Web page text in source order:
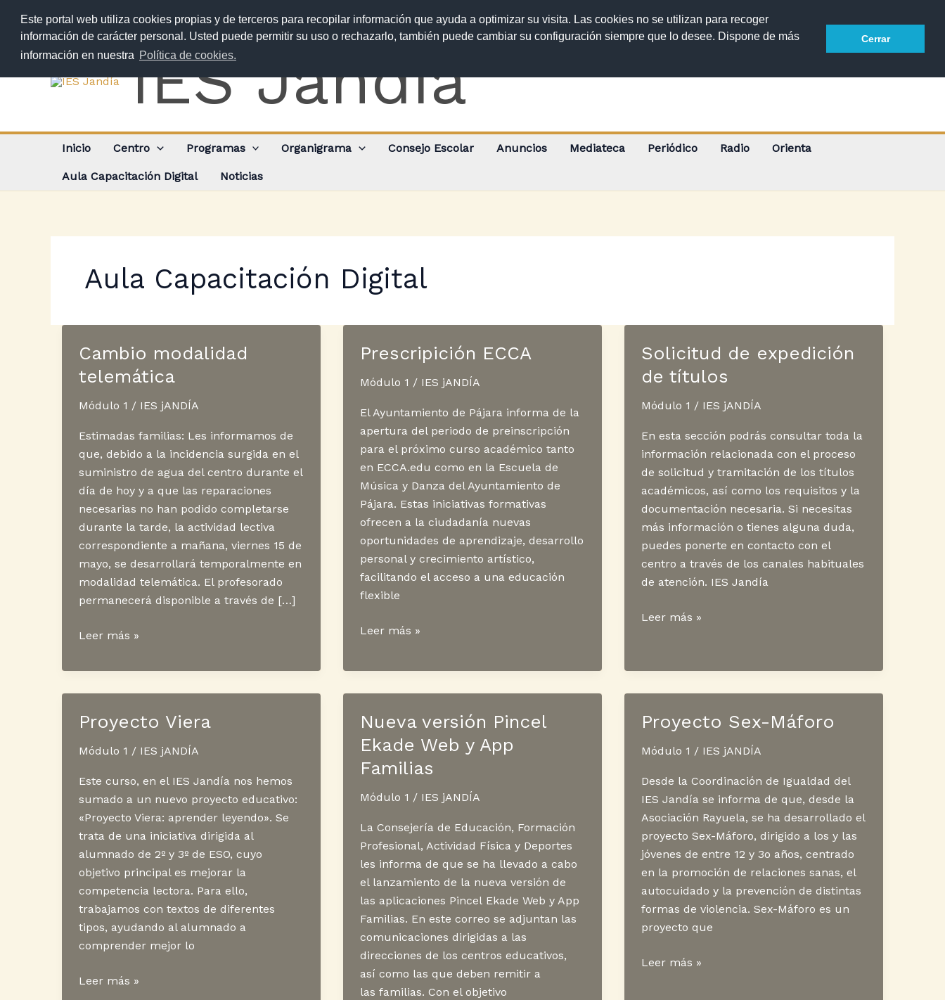
Este portal web utiliza cookies propias y de terceros para recopilar información que ayuda a optimizar su visita. Las cookies no se utilizan para recoger
información de carácter personal. Usted puede permitir su uso o rechazarlo, también puede cambiar su configuración siempre que lo desee. Dispone de más
información en nuestra Política de cookies.
Cerrar
contenido
IES Jandía
Inicio Centro Programas Organigrama Consejo Escolar Anuncios Mediateca Periódico Radio Orienta
Aula Capacitación Digital Noticias
Aula Capacitación Digital
Cambio modalidad
telemática
Módulo 1 / IES jANDÍA
Estimadas familias: Les informamos de
que, debido a la incidencia surgida en el
suministro de agua del centro durante el
día de hoy y a que las reparaciones
necesarias no han podido completarse
durante la tarde, la actividad lectiva
correspondiente a mañana, viernes 15 de
mayo, se desarrollará temporalmente en
modalidad telemática. El profesorado
permanecerá disponible a través de […]
Cambio
telemática
Leer más »
Prescripición ECCA
Módulo 1 / IES jANDÍA
El Ayuntamiento de Pájara informa de la
apertura del periodo de preinscripción
para el próximo curso académico tanto
en ECCA.edu como en la Escuela de
Música y Danza del Ayuntamiento de
Pájara. Estas iniciativas formativas
ofrecen a la ciudadanía nuevas
oportunidades de aprendizaje, desarrollo
personal y crecimiento artístico,
facilitando el acceso a una educación
flexible
Prescripición
Leer más »
Solicitud de expedición
de títulos
Módulo 1 / IES jANDÍA
En esta sección podrás consultar toda la
información relacionada con el proceso
de solicitud y tramitación de los títulos
académicos, así como los requisitos y la
documentación necesaria. Si necesitas
más información o tienes alguna duda,
puedes ponerte en contacto con el
centro a través de los canales habituales
de atención. IES Jandía
Solicitud
de
Leer más »
Proyecto Viera
Módulo 1 / IES jANDÍA
Este curso, en el IES Jandía nos hemos
sumado a un nuevo proyecto educativo:
«Proyecto Viera: aprender leyendo». Se
trata de una iniciativa dirigida al
alumnado de 2º y 3º de ESO, cuyo
objetivo principal es mejorar la
competencia lectora. Para ello,
trabajamos con textos de diferentes
tipos, ayudando al alumnado a
comprender mejor lo
Proyecto
Leer más »
Nueva versión Pincel
Ekade Web y App
Familias
Módulo 1 / IES jANDÍA
La Consejería de Educación, Formación
Profesional, Actividad Física y Deportes
les informa de que se ha llevado a cabo
el lanzamiento de la nueva versión de
las aplicaciones Pincel Ekade Web y App
Familias. En este correo se adjuntan las
comunicaciones dirigidas a las
direcciones de los centros educativos,
así como las que deben remitir a
las familias. Con el objetivo
Proyecto Sex-Máforo
Módulo 1 / IES jANDÍA
Desde la Coordinación de Igualdad del
IES Jandía se informa de que, desde la
Asociación Rayuela, se ha desarrollado el
proyecto Sex-Máforo, dirigido a los y las
jóvenes de entre 12 y 3o años, centrado
en la promoción de relaciones sanas, el
autocuidado y la prevención de distintas
formas de violencia. Sex-Máforo es un
proyecto que
Proyecto
Leer más »